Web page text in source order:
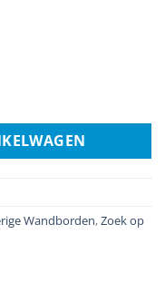
Wandborden,Zoek op